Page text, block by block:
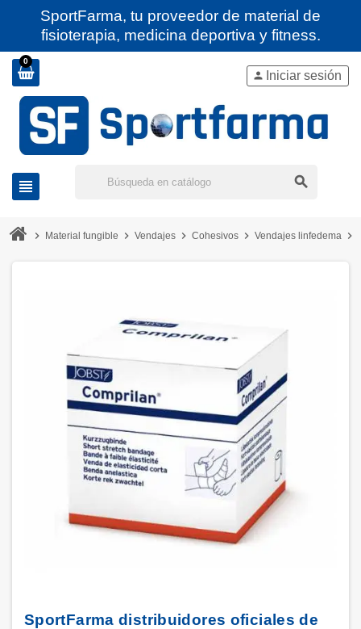
SportFarma, tu proveedor de material de
fisioterapia, medicina deportiva y fitness.
0
view_headline search
person Iniciar sesión
chevron_right Material fungible chevron_right Vendajes chevron_right Cohesivos chevron_right Vendajes linfedema chevron_right
SportFarma distribuidores oficiales de